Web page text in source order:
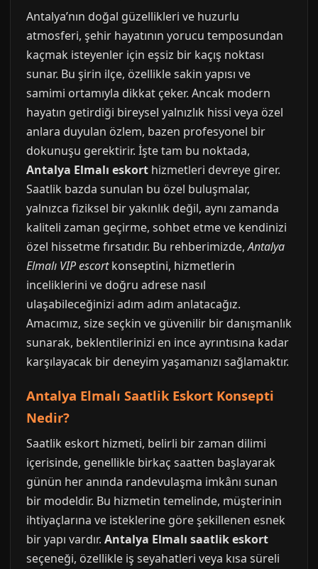
Antalya’nın doğal güzellikleri ve huzurlu
atmosferi, şehir hayatının yorucu temposundan
kaçmak isteyenler için eşsiz bir kaçış noktası
sunar. Bu şirin ilçe, özellikle sakin yapısı ve
samimi ortamıyla dikkat çeker. Ancak modern
hayatın getirdiği bireysel yalnızlık hissi veya özel
anlara duyulan özlem, bazen profesyonel bir
dokunuşu gerektirir. İşte tam bu noktada,
Antalya Elmalı eskort hizmetleri devreye girer.
Saatlik bazda sunulan bu özel buluşmalar,
yalnızca fiziksel bir yakınlık değil, aynı zamanda
kaliteli zaman geçirme, sohbet etme ve kendinizi
özel hissetme fırsatıdır. Bu rehberimizde,Antalya
Elmalı VIP escortkonseptini, hizmetlerin
inceliklerini ve doğru adrese nasıl
ulaşabileceğinizi adım adım anlatacağız.
Amacımız, size seçkin ve güvenilir bir danışmanlık
sunarak, beklentilerinizi en ince ayrıntısına kadar
karşılayacak bir deneyim yaşamanızı sağlamaktır.
Antalya Elmalı Saatlik Eskort Konsepti
Nedir?
Saatlik eskort hizmeti, belirli bir zaman dilimi
içerisinde, genellikle birkaç saatten başlayarak
günün her anında randevulaşma imkânı sunan
bir modeldir. Bu hizmetin temelinde, müşterinin
ihtiyaçlarına ve isteklerine göre şekillenen esnek
bir yapı vardır. Antalya Elmalı saatlik eskort
seçeneği, özellikle iş seyahatleri veya kısa süreli